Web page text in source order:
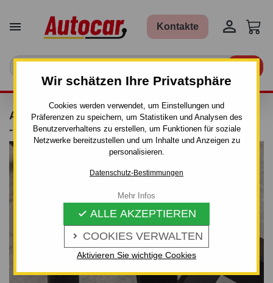
Wir schätzen Ihre Privatsphäre
Cookies werden verwendet, um Einstellungen und
Präferenzen zu speichern, um Statistiken und Analysen des
Benutzerverhaltens zu erstellen, um Funktionen für soziale
Netzwerke bereitzustellen und um Inhalte und Anzeigen zu
personalisieren.
Datenschutz-Bestimmungen
 COOKIES VERWALTEN
 ALLE AKZEPTIEREN
Aktivieren Sie wichtige Cookies
Mehr Infos
 Kontakte 
ANHÄNGERKUPPLUNG FÜR MAZDA B 2500
- 4 WD - FESTEINBAU - VON 1996